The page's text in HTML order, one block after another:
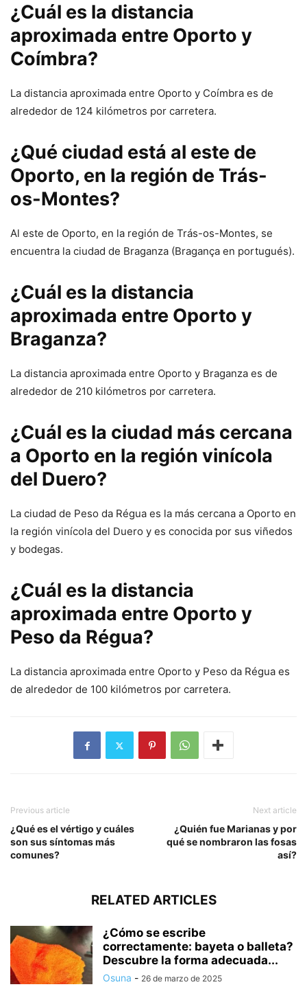
¿Cuál es la distancia
aproximada entre Oporto y
Coímbra?
La distancia aproximada entre Oporto y Coímbra es de
alrededor de 124 kilómetros por carretera.
¿Qué ciudad está al este de
Oporto, en la región de Trás-
os-Montes?
Al este de Oporto, en la región de Trás-os-Montes, se
encuentra la ciudad de Braganza (Bragança en portugués).
¿Cuál es la distancia
aproximada entre Oporto y
Braganza?
La distancia aproximada entre Oporto y Braganza es de
alrededor de 210 kilómetros por carretera.
¿Cuál es la ciudad más cercana
a Oporto en la región vinícola
del Duero?
La ciudad de Peso da Régua es la más cercana a Oporto en
la región vinícola del Duero y es conocida por sus viñedos
y bodegas.
¿Cuál es la distancia
aproximada entre Oporto y
Peso da Régua?
La distancia aproximada entre Oporto y Peso da Régua es
de alrededor de 100 kilómetros por carretera.
Previous article
¿Qué es el vértigo y cuáles
son sus síntomas más
comunes?
Next article
¿Quién fue Marianas y por
qué se nombraron las fosas
así?
RELATED ARTICLES
¿Cómo se escribe
correctamente: bayeta o balleta?
Descubre la forma adecuada...
Osuna - 26 de marzo de 2025